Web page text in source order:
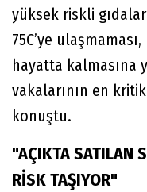
yüksek riskli
75C’ye
hayatta kalmasına
vakalarının en
konuştu.
"AÇIKTA SATILAN
RİSK TAŞIYOR"